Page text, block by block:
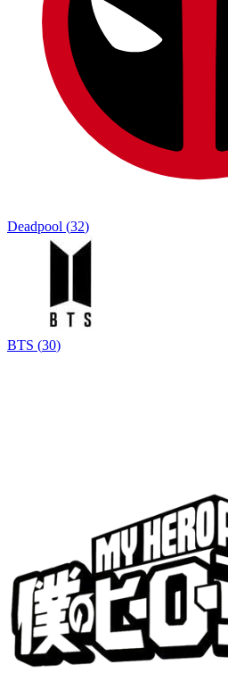
Deadpool (32)
BTS (30)